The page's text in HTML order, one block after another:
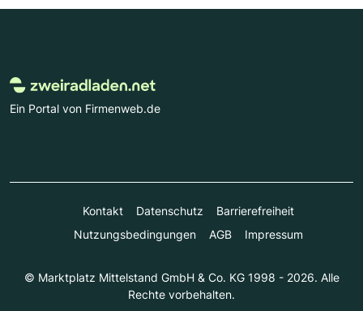
Ein Portal von Firmenweb.de
Kontakt Datenschutz
Barrierefreiheit
Nutzungsbedingungen
AGB Impressum
© Marktplatz Mittelstand GmbH & Co. KG 1998 - 2026. Alle
Rechte vorbehalten.